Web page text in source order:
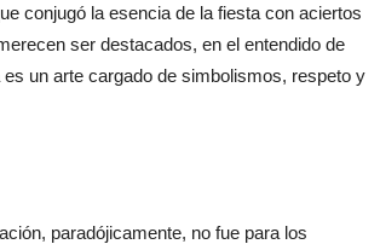
conjugó la esencia de la fiesta con aciertos
ser destacados, en el entendido de
es un arte cargado de simbolismos, respeto y
paradójicamente, no fue para los